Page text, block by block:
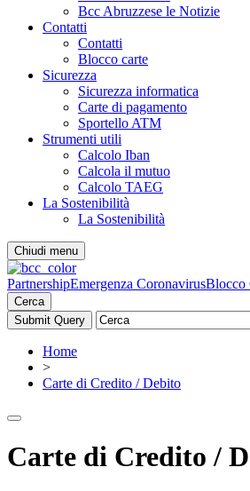
Bcc Abruzzese le Notizie
Contatti
Contatti
Blocco carte
Sicurezza
Sicurezza informatica
Carte di pagamento
Sportello ATM
Strumenti utili
Calcolo Iban
Calcola il mutuo
Calcolo TAEG
La Sostenibilità
La Sostenibilità
Chiudi menu
PartnershipEmergenza CoronavirusBlocco
Cerca
Home
>
Carte di Credito / Debito
Carte di Credito /